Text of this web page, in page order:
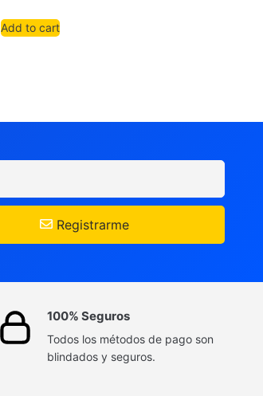
Add to cart
Registrarme
100% Seguros
Todos los métodos de pago son
blindados y seguros.